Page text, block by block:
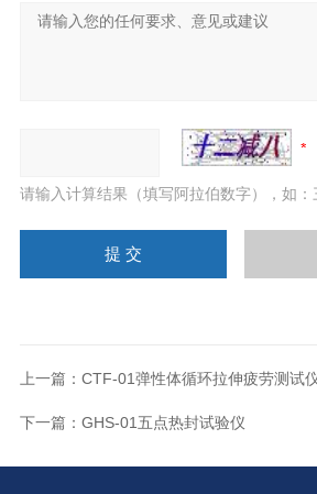
请输入计算结果（填写阿拉伯数字），如：
上一篇： CTF-01弹性体循环拉伸疲劳测试
下一篇： GHS-01五点热封试验仪